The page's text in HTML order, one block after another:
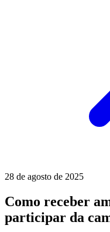
28 de agosto de 2025
Como receber
participar da